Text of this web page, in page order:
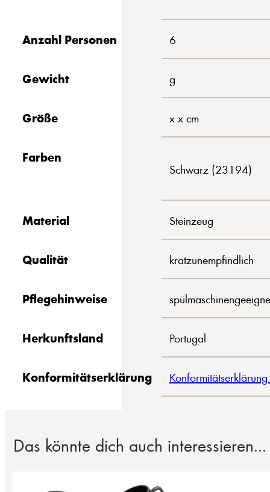
Anzahl Personen 6
Gewicht g
Größe x x cm
Farben
Schwarz (23194)
Material Steinzeug
Qualität kratzunempfindlich
Pflegehinweise
Herkunftsland Portugal
Konformitätserklärung
Das könnte dich auch interessieren...